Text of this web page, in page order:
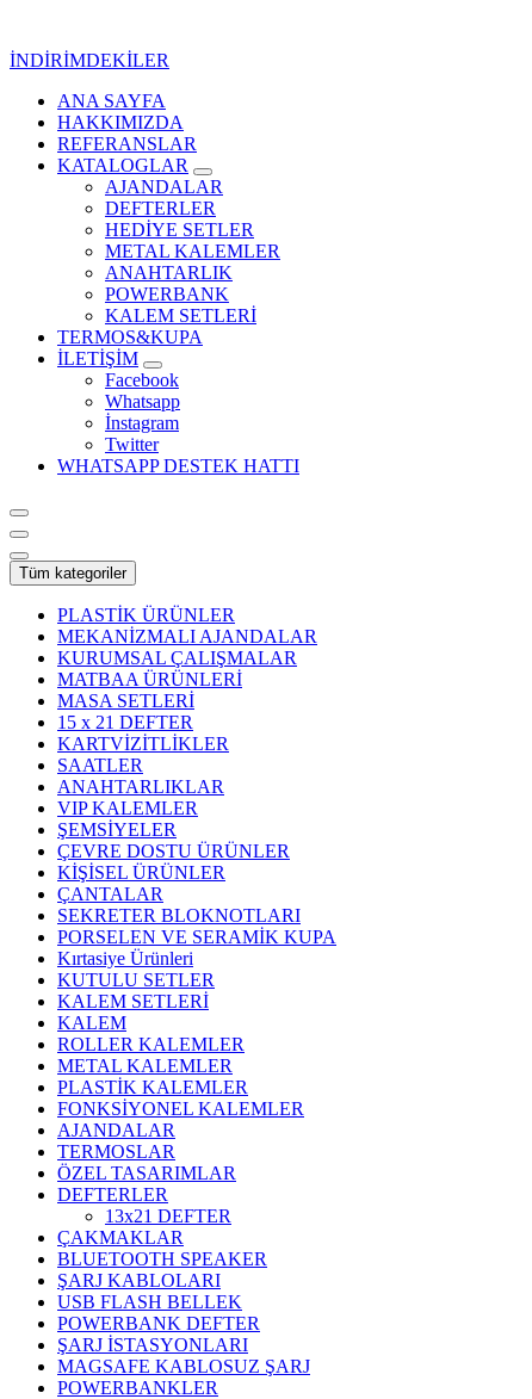
İNDİRİMDEKİLER
Kurumsal Promosyon-Hediyelik
ANA SAYFA
HAKKIMIZDA
REFERANSLAR
KATALOGLAR
AJANDALAR
DEFTERLER
HEDİYE SETLER
METAL KALEMLER
ANAHTARLIK
POWERBANK
KALEM SETLERİ
TERMOS&KUPA
İLETİŞİM
Facebook
Whatsapp
İnstagram
Twitter
WHATSAPP DESTEK HATTI
Tüm kategoriler
PLASTİK ÜRÜNLER
MEKANİZMALI AJANDALAR
KURUMSAL ÇALIŞMALAR
MATBAA ÜRÜNLERİ
MASA SETLERİ
15 x 21 DEFTER
KARTVİZİTLİKLER
SAATLER
ANAHTARLIKLAR
VIP KALEMLER
ŞEMSİYELER
ÇEVRE DOSTU ÜRÜNLER
KİŞİSEL ÜRÜNLER
ÇANTALAR
SEKRETER BLOKNOTLARI
PORSELEN VE SERAMİK KUPA
Kırtasiye Ürünleri
KUTULU SETLER
KALEM SETLERİ
KALEM
ROLLER KALEMLER
METAL KALEMLER
PLASTİK KALEMLER
FONKSİYONEL KALEMLER
AJANDALAR
TERMOSLAR
ÖZEL TASARIMLAR
DEFTERLER
13x21 DEFTER
ÇAKMAKLAR
BLUETOOTH SPEAKER
ŞARJ KABLOLARI
USB FLASH BELLEK
POWERBANK DEFTER
ŞARJ İSTASYONLARI
MAGSAFE KABLOSUZ ŞARJ
POWERBANKLER